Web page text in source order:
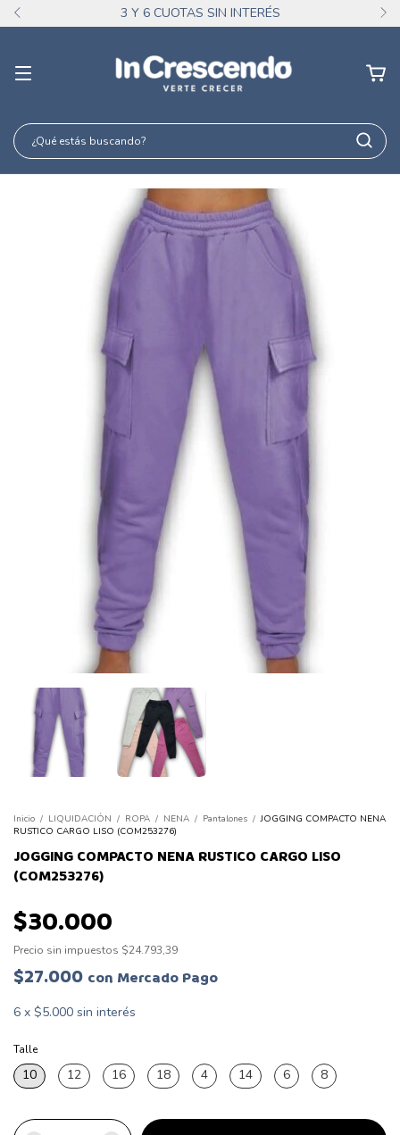
3 Y 6 CUOTAS SIN INTERÉS
Inicio / LIQUIDACIÓN / ROPA / NENA / Pantalones / JOGGING COMPACTO NENA
RUSTICO CARGO LISO (COM253276)
JOGGING COMPACTO NENA RUSTICO CARGO LISO
(COM253276)
$30.000
Precio sin impuestos $24.793,39
$27.000 con Mercado Pago
6 x $5.000 sin interés
Talle
10 12 16 18 4 14 6 8